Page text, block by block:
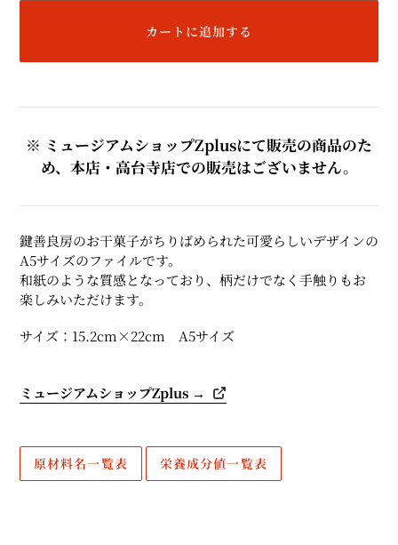
カートに追加する
ー
に
を
加
す
る
※ ミュージアムショップZplusにて販売の商品のた
め、本店・高台寺店での販売はございません。
鍵善良房のお干菓子がちりばめられた可愛らしいデザインの
A5サイズのファイルです。
和紙のような質感となっており、柄だけでなく手触りもお
楽しみいただけます。
サイズ：15.2cm×22cm A5サイズ
ミュージアムショップZplus →
原材料名一覧表 栄養成分値一覧表